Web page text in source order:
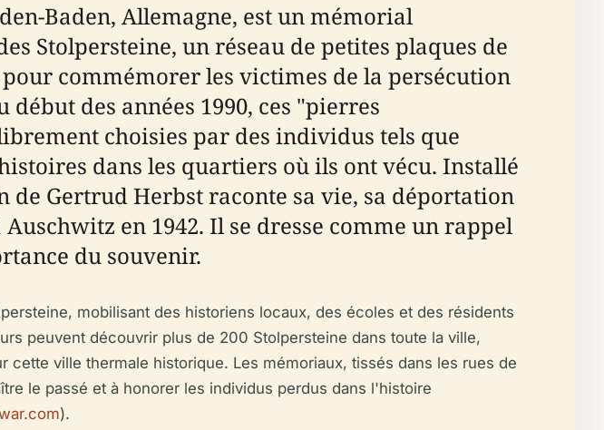
Baden, Allemagne, est un mémorial
Stolpersteine, un réseau de petites plaques de
commémorer les victimes de la persécution
des années 1990, ces "pierres
choisies par des individus tels que
dans les quartiers où ils ont vécu. Installé
de Gertrud Herbst raconte sa vie, sa déportation
en 1942. Il se dresse comme un rappel
du souvenir.
mobilisant des historiens locaux, des écoles et des résidents
peuvent découvrir plus de 200 Stolpersteine dans toute la ville,
ville thermale historique. Les mémoriaux, tissés dans les rues de
le passé et à honorer les individus perdus dans l'histoire
).